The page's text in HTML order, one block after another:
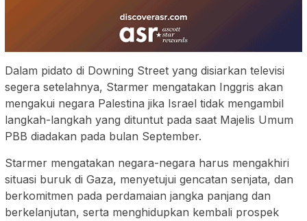
Dalam pidato di Downing Street yang disiarkan televisi
segera setelahnya, Starmer mengatakan Inggris akan
mengakui negara Palestina jika Israel tidak mengambil
langkah-langkah yang dituntut pada saat Majelis Umum
PBB diadakan pada bulan September.
Starmer mengatakan negara-negara harus mengakhiri
situasi buruk di Gaza, menyetujui gencatan senjata, dan
berkomitmen pada perdamaian jangka panjang dan
berkelanjutan, serta menghidupkan kembali prospek